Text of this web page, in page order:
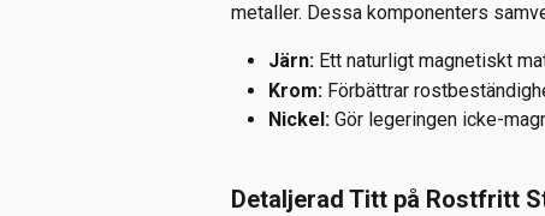
metaller. Dessa komponenters
Järn: Ett naturligt magnetiskt
Krom: Förbättrar
Nickel: Gör legeringen icke-
Detaljerad Titt på Rostfritt